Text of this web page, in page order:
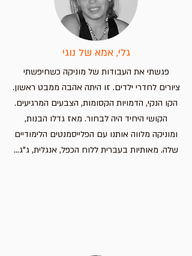
גלי, אמא של נוגי
פגשתי את העבודות של מוניקה כשחיפשתי
ציורים לחדרי ילדים. זו היתה אהבה ממבט ראשון.
הקו הנקי, הדמויות הקסומות, הצבעים המרגיעים.
הקושי היחיד היה לבחור. מאז גדלו הבנות,
ומוניקה מלווה אותנו עם הפלייסמנטים הלימודיים
שלה. מאותיות בעברית ללוח הכפל, אנגלית, ג"ג...